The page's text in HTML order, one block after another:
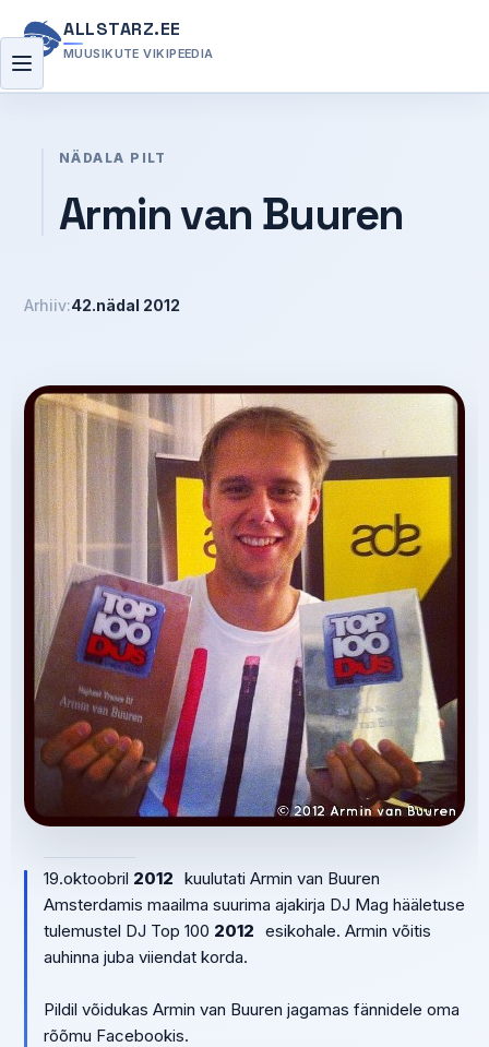
ALLSTARZ.EE
MUUSIKUTE VIKIPEEDIA
Menüü
NÄDALA PILT
Armin van Buuren
Arhiiv:42.nädal 2012
19.oktoobril 2012 kuulutati Armin van Buuren
Amsterdamis maailma suurima ajakirja DJ Mag hääletuse
tulemustel DJ Top 100 2012 esikohale. Armin võitis
auhinna juba viiendat korda.
Pildil võidukas Armin van Buuren jagamas fännidele oma
rõõmu Facebookis.